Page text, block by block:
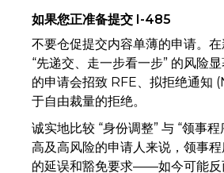
如果您正准备提交 I-485
不要仓促提交内容单薄的申请。在
“先递交、走一步看一步” 的风险
的申请会招致 RFE、拟拒绝通知
于自由裁量的拒绝。
诚实地比较 “身份调整” 与 “领事
高及高风险的申请人来说，领事
的延误和豁免要求——如今可能反